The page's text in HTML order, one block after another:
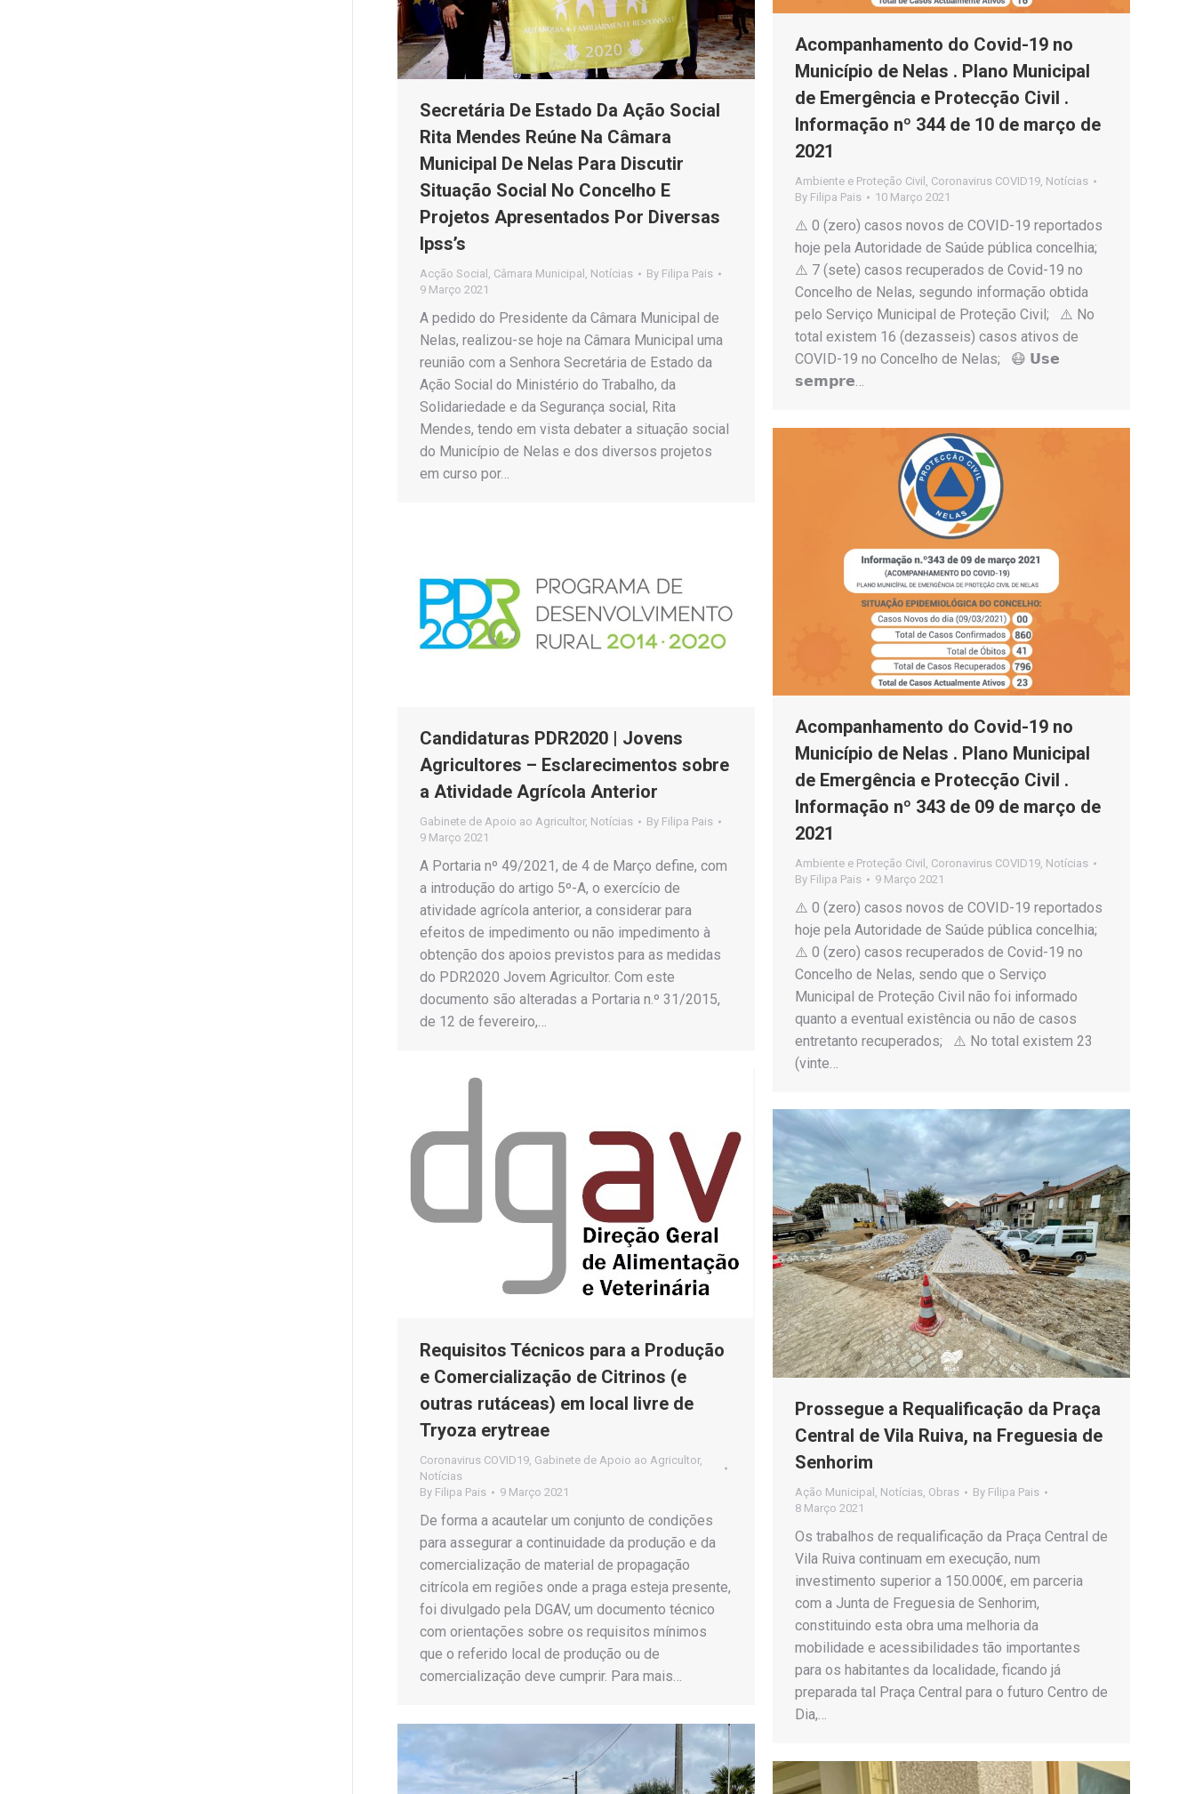
Acompanhamento do Covid-19 no
Município de Nelas . Plano Municipal
de Emergência e Protecção Civil .
Informação nº 344 de 10 de março de
2021
Ambiente e Proteção Civil Coronavirus COVID19 Notícias
By Filipa Pais 10 Março 2021
⚠️ 0 (zero) casos novos de COVID-19 reportados
hoje pela Autoridade de Saúde pública concelhia;
⚠️ 7 (sete) casos recuperados de Covid-19 no
Concelho de Nelas, segundo informação obtida
pelo Serviço Municipal de Proteção Civil; ⚠️ No
total existem 16 (dezasseis) casos ativos de
COVID-19 no Concelho de Nelas; 😷 𝗨𝘀𝗲
𝘀𝗲𝗺𝗽𝗿𝗲…
Secretária De Estado Da Ação Social
Rita Mendes Reúne Na Câmara
Municipal De Nelas Para Discutir
Situação Social No Concelho E
Projetos Apresentados Por Diversas
Ipss’s
Acção Social Câmara Municipal Notícias By Filipa Pais
9 Março 2021
A pedido do Presidente da Câmara Municipal de
Nelas, realizou-se hoje na Câmara Municipal uma
reunião com a Senhora Secretária de Estado da
Ação Social do Ministério do Trabalho, da
Solidariedade e da Segurança social, Rita
Mendes, tendo em vista debater a situação social
do Município de Nelas e dos diversos projetos
em curso por…
Acompanhamento do Covid-19 no
Município de Nelas . Plano Municipal
de Emergência e Protecção Civil .
Informação nº 343 de 09 de março de
2021
Ambiente e Proteção Civil Coronavirus COVID19 Notícias
By Filipa Pais 9 Março 2021
⚠️ 0 (zero) casos novos de COVID-19 reportados
hoje pela Autoridade de Saúde pública concelhia;
⚠️ 0 (zero) casos recuperados de Covid-19 no
Concelho de Nelas, sendo que o Serviço
Municipal de Proteção Civil não foi informado
quanto a eventual existência ou não de casos
entretanto recuperados; ⚠️ No total existem 23
(vinte…
Candidaturas PDR2020 | Jovens
Agricultores – Esclarecimentos sobre
a Atividade Agrícola Anterior
Gabinete de Apoio ao Agricultor, Notícias By Filipa Pais
9 Março 2021
A Portaria nº 49/2021, de 4 de Março define, com
a introdução do artigo 5º-A, o exercício de
atividade agrícola anterior, a considerar para
efeitos de impedimento ou não impedimento à
obtenção dos apoios previstos para as medidas
do PDR2020 Jovem Agricultor. Com este
documento são alteradas a Portaria n.º 31/2015,
de 12 de fevereiro,…
Requisitos Técnicos para a Produção
e Comercialização de Citrinos (e
outras rutáceas) em local livre de
Tryoza erytreae
Coronavirus COVID19, Gabinete de Apoio ao Agricultor,
Notícias
By Filipa Pais 9 Março 2021
De forma a acautelar um conjunto de condições
para assegurar a continuidade da produção e da
comercialização de material de propagação
citrícola em regiões onde a praga esteja presente,
foi divulgado pela DGAV, um documento técnico
com orientações sobre os requisitos mínimos
que o referido local de produção ou de
comercialização deve cumprir. Para mais…
Prossegue a Requalificação da Praça
Central de Vila Ruiva, na Freguesia de
Senhorim
Ação Municipal Notícias Obras By Filipa Pais
8 Março 2021
Os trabalhos de requalificação da Praça Central de
Vila Ruiva continuam em execução, num
investimento superior a 150.000€, em parceria
com a Junta de Freguesia de Senhorim,
constituindo esta obra uma melhoria da
mobilidade e acessibilidades tão importantes
para os habitantes da localidade, ficando já
preparada tal Praça Central para o futuro Centro de
Dia,…